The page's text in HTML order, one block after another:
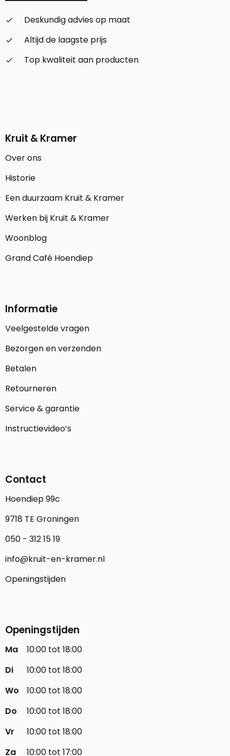
check_small
Deskundig advies op maat
check_small
Altijd de laagste prijs
check_small
Top kwaliteit aan producten
Kruit & Kramer
Over ons
Historie
Een duurzaam Kruit & Kramer
Werken bij Kruit & Kramer
Woonblog
Grand Café Hoendiep
Informatie
Veelgestelde vragen
Bezorgen en verzenden
Betalen
Retourneren
Service & garantie
Instructievideo’s
Contact
Hoendiep 99c
9718 TE Groningen
050 - 312 15 19
info@kruit-en-kramer.nl
Openingstijden
Openingstijden
Ma
10:00 tot 18:00
Di
10:00 tot 18:00
Wo
10:00 tot 18:00
Do
10:00 tot 18:00
Vr
10:00 tot 18:00
Za
10:00 tot 17:00